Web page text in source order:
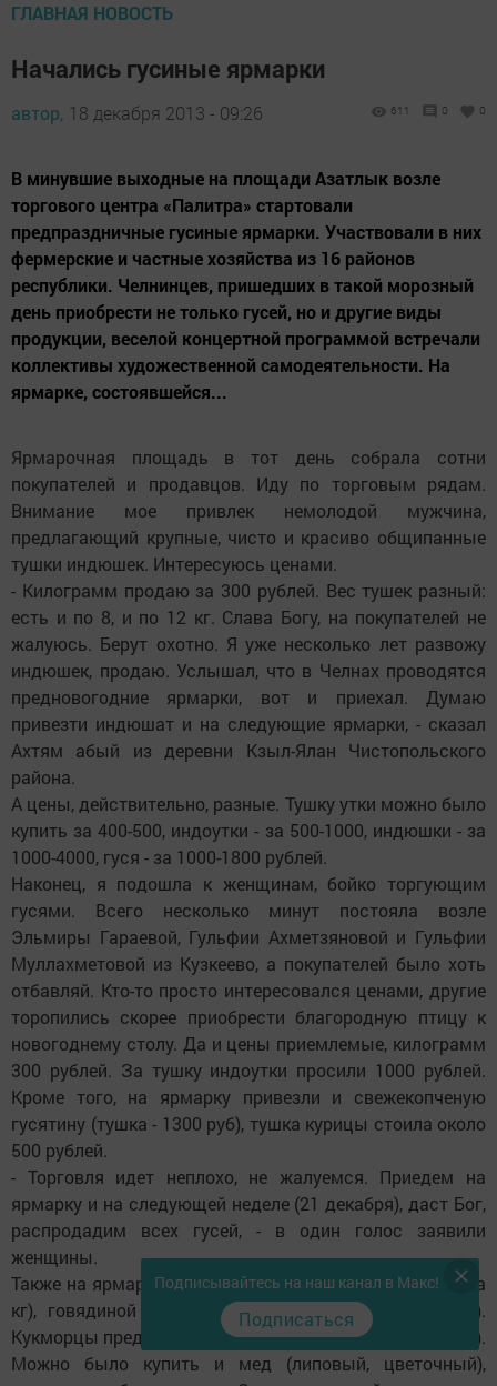
ГЛАВНАЯ НОВОСТЬ
Начались гусиные ярмарки
автор, 18 декабря 2013 - 09:26 611 0 0
В минувшие выходные на площади Азатлык возле
торгового центра «Палитра» стартовали
предпраздничные гусиные ярмарки. Участвовали в них
фермерские и частные хозяйства из 16 районов
республики. Челнинцев, пришедших в такой морозный
день приобрести не только гусей, но и другие виды
продукции, веселой концертной программой встречали
коллективы художественной самодеятельности. На
ярмарке, состоявшейся...
Ярмарочная площадь в тот день собрала сотни
покупателей и продавцов. Иду по торговым рядам.
Внимание мое привлек немолодой мужчина,
предлагающий крупные, чисто и красиво общипанные
тушки индюшек. Интересуюсь ценами.
- Килограмм продаю за 300 рублей. Вес тушек разный:
есть и по 8, и по 12 кг. Слава Богу, на покупателей не
жалуюсь. Берут охотно. Я уже несколько лет развожу
индюшек, продаю. Услышал, что в Челнах проводятся
предновогодние ярмарки, вот и приехал. Думаю
привезти индюшат и на следующие ярмарки, - сказал
Ахтям абый из деревни Кзыл-Ялан Чистопольского
района.
А цены, действительно, разные. Тушку утки можно было
купить за 400-500, индоутки - за 500-1000, индюшки - за
1000-4000, гуся - за 1000-1800 рублей.
Наконец, я подошла к женщинам, бойко торгующим
гусями. Всего несколько минут постояла возле
Эльмиры Гараевой, Гульфии Ахметзяновой и Гульфии
Муллахметовой из Кузкеево, а покупателей было хоть
отбавляй. Кто-то просто интересовался ценами, другие
торопились скорее приобрести благородную птицу к
новогоднему столу. Да и цены приемлемые, килограмм
300 рублей. За тушку индоутки просили 1000 рублей.
Кроме того, на ярмарку привезли и свежекопченую
гусятину (тушка - 1300 руб), тушка курицы стоила около
500 рублей.
- Торговля идет неплохо, не жалуемся. Приедем на
ярмарку и на следующей неделе (21 декабря), даст Бог,
распродадим всех гусей, - в один голос заявили
женщины.
Также на ярмарке торговали бараниной (280-300 руб за
кг), говядиной (220-230 руб), свининой (170-180 руб).
Кукморцы предлагали теплые валенки (пара - 1000 руб).
Можно было купить и мед (липовый, цветочный),
Подписывайтесь на наш канал в Макс!
Подписаться